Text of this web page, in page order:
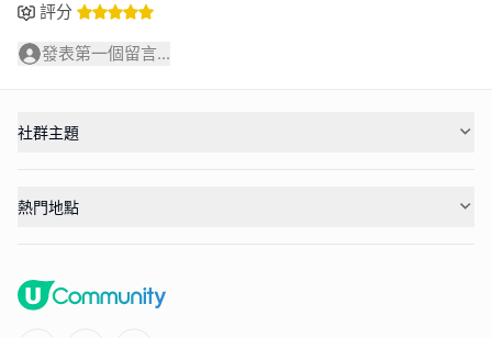
評分
發表第一個留言...
社群主題
熱門地點